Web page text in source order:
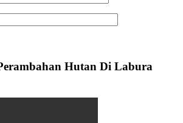
Hutan Di Labura